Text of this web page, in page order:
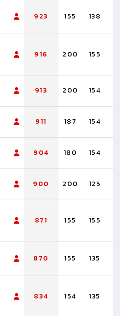
923 155 138
916 200 155
913 200 154
911 187 154
904 180 154
900 200 125
871 155 155
870 155 135
834 154 135